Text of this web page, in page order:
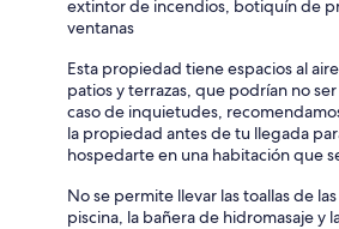
extintor de incendios, botiquín de
ventanas
Esta propiedad tiene espacios al
patios y terrazas, que podrían no
caso de inquietudes,
la propiedad antes de tu llegada
hospedarte en una habitación que
No se permite llevar las toallas de
piscina, la bañera de hidromasaje y